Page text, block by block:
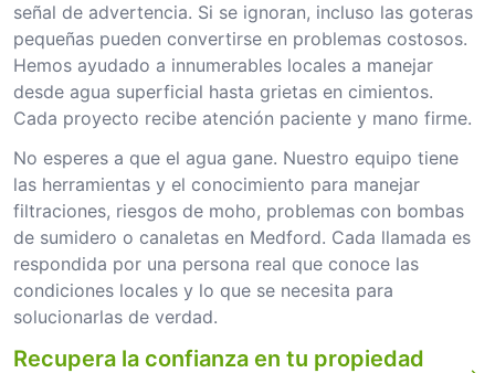
señal de advertencia. Si se ignoran, incluso las goteras
pequeñas pueden convertirse en problemas costosos.
Hemos ayudado a innumerables locales a manejar
desde agua superficial hasta grietas en cimientos.
Cada proyecto recibe atención paciente y mano firme.
No esperes a que el agua gane. Nuestro equipo tiene
las herramientas y el conocimiento para manejar
filtraciones, riesgos de moho, problemas con bombas
de sumidero o canaletas en Medford. Cada llamada es
respondida por una persona real que conoce las
condiciones locales y lo que se necesita para
solucionarlas de verdad.
Recupera la confianza en tu propiedad